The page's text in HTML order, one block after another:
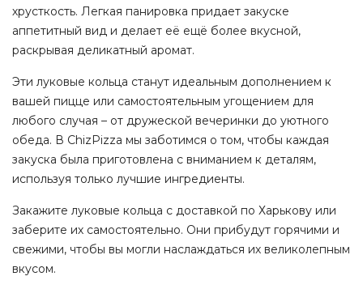
хрусткость. Легкая панировка придает закуске
аппетитный вид и делает её ещё более вкусной,
раскрывая деликатный аромат.
Эти луковые кольца станут идеальным дополнением к
вашей пицце или самостоятельным угощением для
любого случая – от дружеской вечеринки до уютного
обеда. В ChizPizza мы заботимся о том, чтобы каждая
закуска была приготовлена с вниманием к деталям,
используя только лучшие ингредиенты.
Закажите луковые кольца с доставкой по Харькову или
заберите их самостоятельно. Они прибудут горячими и
свежими, чтобы вы могли наслаждаться их великолепным
вкусом.